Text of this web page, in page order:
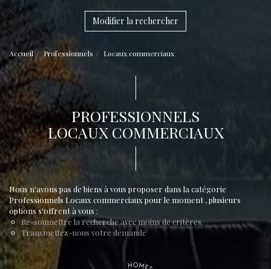
Modifier la rechercher
Accueil Professionnels Locaux commerciaux
PROFESSIONNELS
LOCAUX COMMERCIAUX
Nous n'avons pas de biens à vous proposer dans la catégorie
Professionnels Locaux commerciaux pour le moment , plusieurs
options s'offrent à vous :
Re-soumettre la recherche avec moins de critères.
Transmettez-nous votre demande